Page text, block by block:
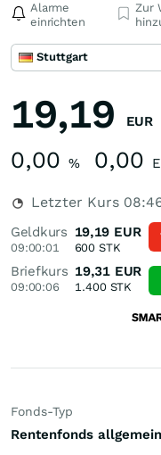
Alarme
einrichten
Zur
Stuttgart
19,19 EUR
0,00 % 0,00
Letzter Kurs
Geldkurs
09:00:01
19,19 EUR
600 STK
Briefkurs
09:00:06
19,31 EUR
1.400STK
Fonds-Typ